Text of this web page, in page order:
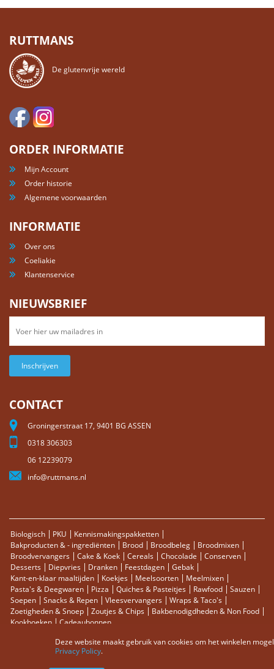
RUTTMANS
De glutenvrije wereld
ORDER INFORMATIE
Mijn Account
Order historie
Algemene voorwaarden
INFORMATIE
Over ons
Coeliakie
Klantenservice
NIEUWSBRIEF
Inschrijven
CONTACT
Groningerstraat 17, 9401 BG ASSEN
0318 306303
06 12239079
info@ruttmans.nl
Biologisch PKU
Kennismakingspakketten
Bakproducten & - ingrediënten
Brood Broodbeleg
Broodmixen
Broodvervangers
Cake & Koek Cereals Chocolade
Conserven
Desserts
Diepvries Dranken Feestdagen
Gebak
Kant-en-klaar maaltijden
Koekjes Meelsoorten
Meelmixen
Pasta's & Deegwaren
Pizza Quiches & Pasteitjes Rawfood
Sauzen
Soepen
Snacks & Repen Vleesvervangers
Wraps & Taco's
Zoetigheden & Snoep
Zoutjes & Chips
Bakbenodigdheden & Non Food
Kookboeken
Cadeaubonnen
Zoektermen Zoeken
Deze website maakt gebruik van cookies om het winkelen
Privacy Policy.